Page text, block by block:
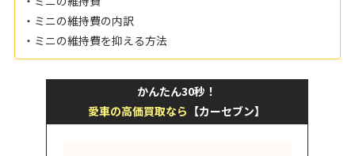
・ミニの維持費の内訳
・ミニの維持費を抑える方法
かんたん30秒！
愛車の高価買取なら 【カーセブン】